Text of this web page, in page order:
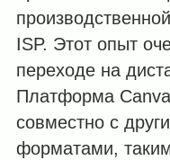
ISP. Этот опыт
переходе на
Платформа
совместно с
форматами,